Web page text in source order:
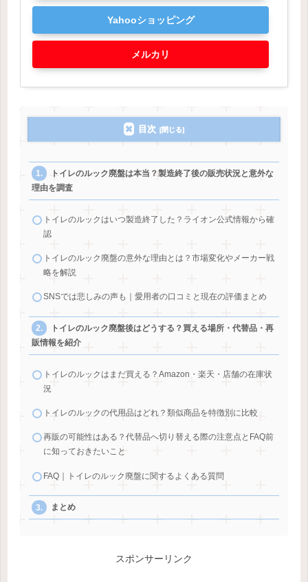
Yahooショッピング
メルカリ
目次
トイレのルック廃盤は本当？製造終了後の販売状況と意外な
理由を調査
トイレのルックはいつ製造終了した？ライオン公式情報から確
認
トイレのルック廃盤の意外な理由とは？市場変化やメーカー戦
略を解説
SNSでは悲しみの声も｜愛用者の口コミと現在の評価まとめ
トイレのルック廃盤後はどうする？買える場所・代替品・再
販情報を紹介
トイレのルックはまだ買える？Amazon・楽天・店舗の在庫状
況
トイレのルックの代用品はどれ？類似商品を特徴別に比較
再販の可能性はある？代替品へ切り替える際の注意点とFAQ前
に知っておきたいこと
FAQ｜トイレのルック廃盤に関するよくある質問
まとめ
スポンサーリンク